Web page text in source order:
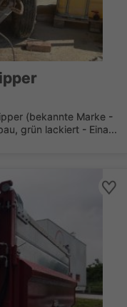
(bekannte Marke -
grün lackiert - Eina...